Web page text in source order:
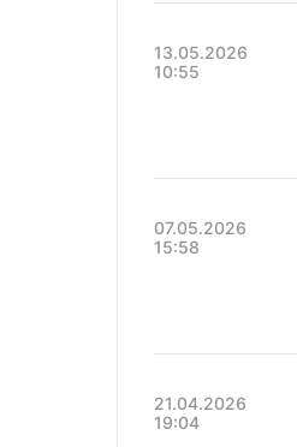
13.05.2026
10:55
07.05.2026
15:58
21.04.2026
19:04